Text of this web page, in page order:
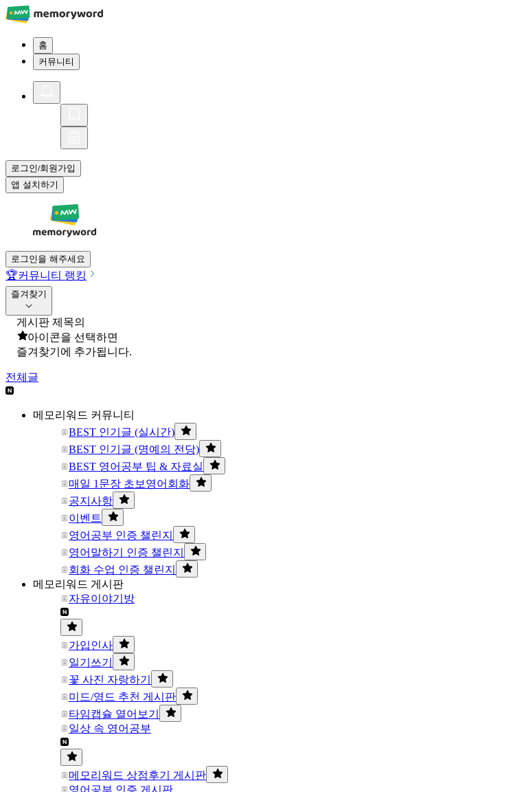
홈
커뮤니티
로그인/회원가입
앱 설치하기
로그인을 해주세요
🏆커뮤니티 랭킹
즐겨찾기
게시판 제목의
아이콘을 선택하면
즐겨찾기에 추가됩니다.
전체글
메모리워드 커뮤니티
BEST 인기글 (실시간)
BEST 인기글 (명예의 전당)
BEST 영어공부 팁 & 자료실
매일 1문장 초보영어회화
공지사항
이벤트
영어공부 인증 챌린지
영어말하기 인증 챌린지
회화 수업 인증 챌린지
메모리워드 게시판
자유이야기방
가입인사
일기쓰기
꽃 사진 자랑하기
미드/영드 추천 게시판
타임캡슐 열어보기
일상 속 영어공부
메모리워드 상점후기 게시판
영어공부 인증 게시판